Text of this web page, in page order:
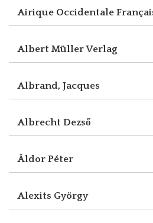
Airique Occidentale
Albert Müller Verlag
Albrand, Jacques
Albrecht Dezső
Áldor Péter
Alexits György